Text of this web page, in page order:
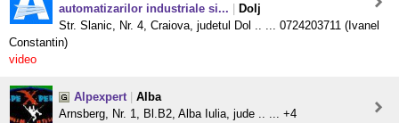
automatizarilor industriale si...
Dolj
Str. Slanic, Nr. 4, Craiova, judetul Dol .. ... 0724203711 (Ivanel
Constantin)
video
Alpexpert
Alba
Arnsberg, Nr. 1, Bl.B2, Alba Iulia, jude .. ... +4